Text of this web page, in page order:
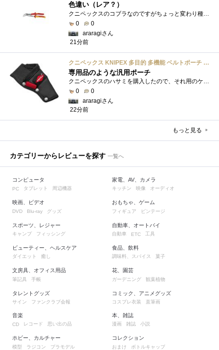
色違い（レア？）
クニペックスのコブラなのですがちょっと変わり種の電気工事用の絶縁コブラになります。グリップ部分が絶縁仕様になっているだけで普通の用�...
0
0
araragiさん
21分前
クニペックス KNIPEX 多目的 多機能 ベルトポーチ 001975LE
専用品のような汎用ポーチ
クニペックスのハサミを購入したので、それ用のケースも一緒に購入しました。専用品というわけじゃないけどジャストフィットでぴったりです。
0
0
araragiさん
22分前
もっと見る
カテゴリーからレビューを探す 一覧へ
コンピュータ
PC タブレット 周辺機器
映画、ビデオ
DVD Blu-ray グッズ
スポーツ、レジャー
キャンプ フィッシング
ビューティー、ヘルスケア
ダイエット 癒し
文房具、オフィス用品
筆記具 手帳
タレントグッズ
サイン ファンクラブ会報
家電、AV、カメラ
キッチン 映像 オーディオ
おもちゃ、ゲーム
フィギュア ビンテージ
自動車、オートバイ
自動車 ETC 工具
食品、飲料
調味料、スパイス 菓子
花、園芸
ガーデニング 観葉植物
コミック、アニメグッズ
コスプレ衣装 直筆画
音楽
CD レコード 思い出の品
ホビー、カルチャー
模型 ラジコン プラモデル
本、雑誌
漫画 雑誌 小説
コレクション
おまけ ボトルキャップ